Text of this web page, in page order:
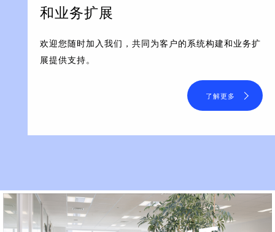
和业务扩展
欢迎您随时加入我们，共同为客户的系统构建和业务扩
展提供支持。
了解更多